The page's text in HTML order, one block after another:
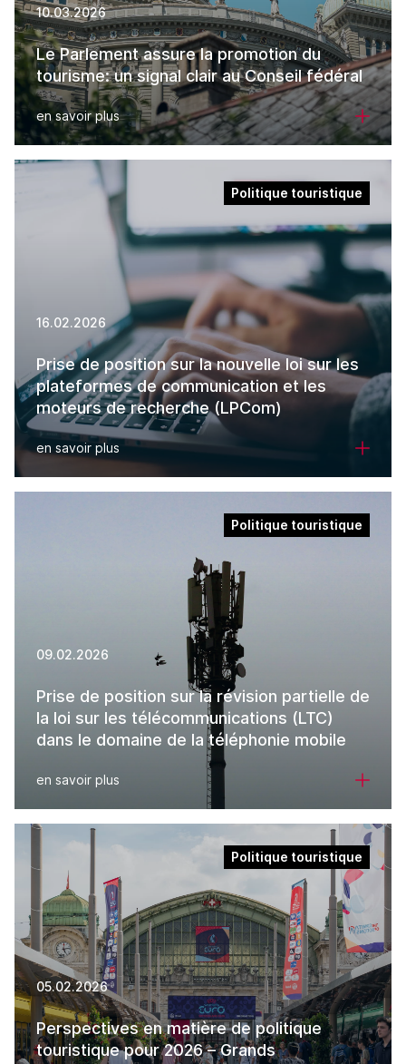
10.03.2026
Le Parlement assure la promotion du
tourisme: un signal clair au Conseil fédéral
en savoir plus
Politique touristique
16.02.2026
Prise de position sur la nouvelle loi sur les
plateformes de communication et les
moteurs de recherche (LPCom)
en savoir plus
Politique touristique
09.02.2026
Prise de position sur la révision partielle de
la loi sur les télécommunications (LTC)
dans le domaine de la téléphonie mobile
en savoir plus
Politique touristique
05.02.2026
Perspectives en matière de politique
touristique pour 2026 – Grands